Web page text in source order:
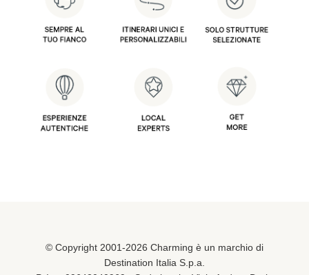
© Copyright 2001-2026 Charming è un marchio di
Destination Italia S.p.a.